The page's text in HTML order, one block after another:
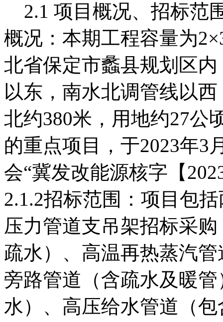
2.1 项目概况、招标范
概况：本期工程容量为
北省保定市蠡县规划区
以东，南水北调管线以
北约380米，用地约27公
的重点项目，于2023年3
会“冀发改能源核字【
2.1.2招标范围：项目包
压力管道支吊架招标采
疏水）、高温再热蒸汽
旁路管道（含疏水及暖
水）、高压给水管道（